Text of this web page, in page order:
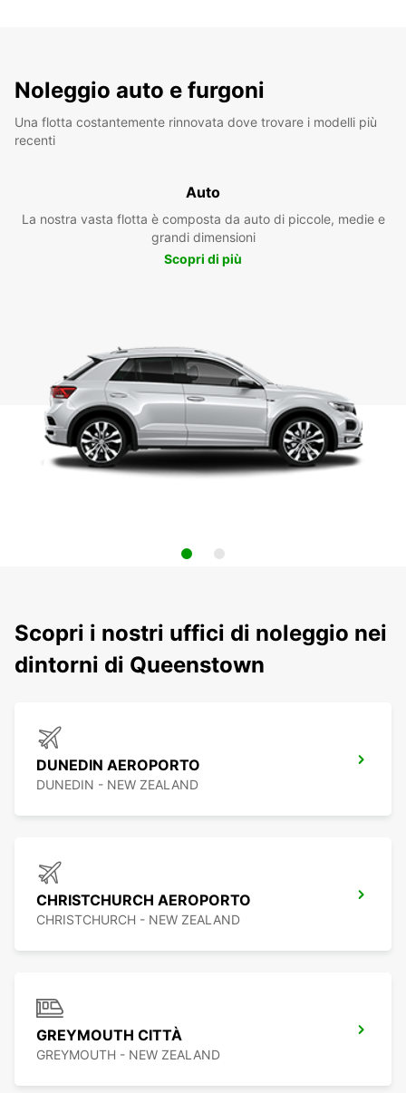
Noleggio auto e furgoni
Una flotta costantemente rinnovata dove trovare i modelli più
recenti
Auto
La nostra vasta flotta è composta da auto di piccole, medie e
grandi dimensioni
Scopri di più
Scopri i nostri uffici di noleggio nei
dintorni di Queenstown
DUNEDIN AEROPORTO
DUNEDIN - NEW ZEALAND
CHRISTCHURCH AEROPORTO
CHRISTCHURCH - NEW ZEALAND
GREYMOUTH CITTÀ
GREYMOUTH - NEW ZEALAND